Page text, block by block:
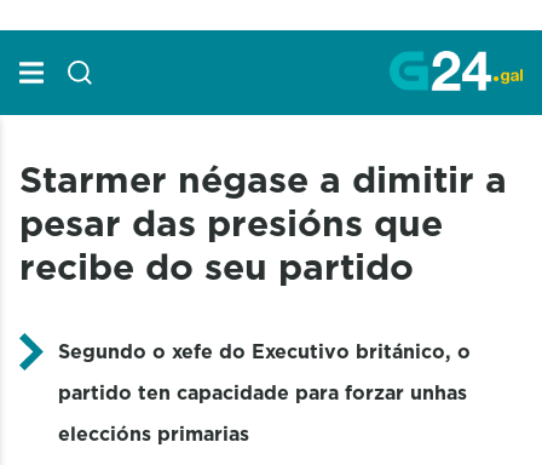
Starmer négase a dimitir a
pesar das presións que
recibe do seu partido
Segundo o xefe do Executivo británico, o
partido ten capacidade para forzar unhas
eleccións primarias